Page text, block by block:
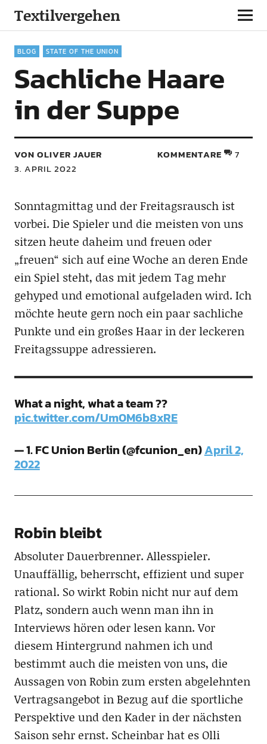
Textilvergehen
BLOG STATE OF THE UNION
Sachliche Haare
in der Suppe
VON OLIVER JAUER
3. APRIL 2022
KOMMENTARE 7
Sonntagmittag und der Freitagsrausch ist
vorbei. Die Spieler und die meisten von uns
sitzen heute daheim und freuen oder
„freuen“ sich auf eine Woche an deren Ende
ein Spiel steht, das mit jedem Tag mehr
gehyped und emotional aufgeladen wird. Ich
möchte heute gern noch ein paar sachliche
Punkte und ein großes Haar in der leckeren
Freitagssuppe adressieren.
What a night, what a team ??
pic.twitter.com/Um0M6b8xRE
— 1. FC Union Berlin (@fcunion_en)April 2,
2022
Robin bleibt
Absoluter Dauerbrenner. Allesspieler.
Unauffällig, beherrscht, effizient und super
rational. So wirkt Robin nicht nur auf dem
Platz, sondern auch wenn man ihn in
Interviews hören oder lesen kann. Vor
diesem Hintergrund nahmen ich und
bestimmt auch die meisten von uns, die
Aussagen von Robin zum ersten abgelehnten
Vertragsangebot in Bezug auf die sportliche
Perspektive und den Kader in der nächsten
Saison sehr ernst. Scheinbar hat es Olli